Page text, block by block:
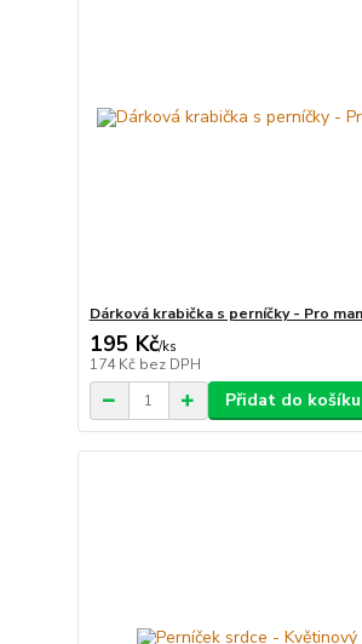
Dárková krabička s perníčky - Pro
195 Kč/ks
174 Kč bez DPH
Přidat do košíku